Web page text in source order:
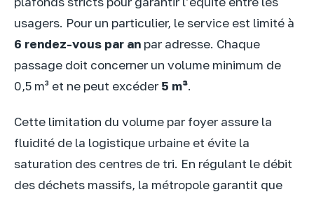
usagers. Pour un particulier, le service est limité à
6 rendez-vous par an par adresse. Chaque
passage doit concerner un volume minimum de
0,5 m³ et ne peut excéder5 m³.
Cette limitation du volume par foyer assure la
fluidité de la logistique urbaine et évite la
saturation des centres de tri. En régulant le débit
des déchets massifs, la métropole garantit que